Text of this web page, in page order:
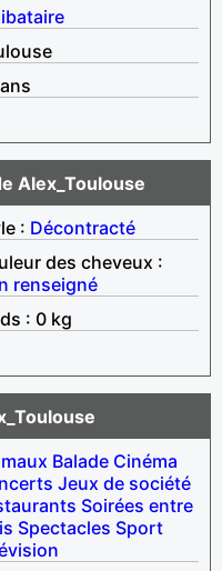
Alex_Toulouse
: Décontracté
des cheveux :
renseigné
: 0 kg
Balade Cinéma
Jeux de société
Soirées entre
Spectacles Sport